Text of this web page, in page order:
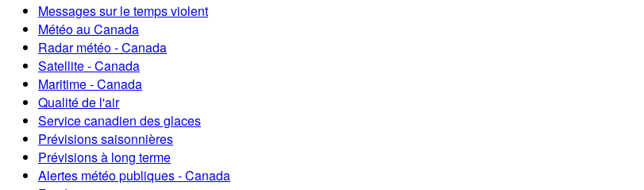
Messages sur le temps violent
Météo au Canada
Radar météo - Canada
Satellite - Canada
Maritime - Canada
Qualité de l'air
Service canadien des glaces
Prévisions saisonnières
Prévisions à long terme
Alertes météo publiques - Canada